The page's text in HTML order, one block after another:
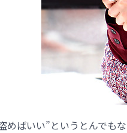
めばいい”というとんでも